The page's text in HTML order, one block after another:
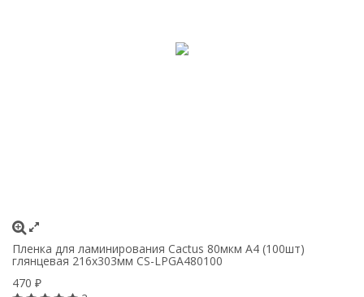
Пленка для ламинирования Cactus 80мкм A4 (100шт)
глянцевая 216x303мм CS-LPGA480100
470 ₽